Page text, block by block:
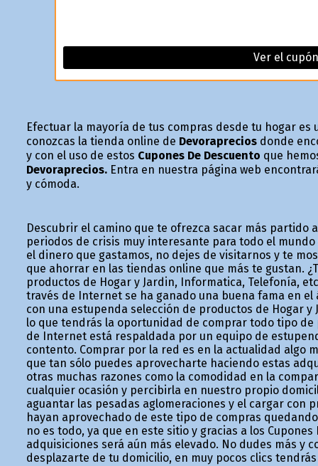
Ver el
Efectuar la mayoría de tus compras desde tu hogar
conozcas la tienda online de Devorapreciosdonde
y con el uso de estos Cupones De Descuento que
Devoraprecios.Entra en nuestra página web
y cómoda.
Descubrir el camino que te ofrezca sacar más
periodos de crisis muy interesante para todo el
el dinero que gastamos, no dejes de visitarnos y te
que ahorrar en las tiendas online que más te gustan.
productos de Hogar y Jardin, Informatica, Telefonía,
través de Internet se ha ganado una buena fama en
con una estupenda selección de productos de Hogar
lo que tendrás la oportunidad de comprar todo tipo
de Internet está respaldada por un equipo de
contento. Comprar por la red es en la actualidad algo
que tan sólo puedes aprovecharte haciendo estas
otras muchas razones como la comodidad en la
cualquier ocasión y percibirla en nuestro propio
aguantar las pesadas aglomeraciones y el cargar con
hayan aprovechado de este tipo de compras
no es todo, ya que en este sitio y gracias a los
adquisiciones será aún más elevado. No dudes más
desplazarte de tu domicilio, en muy pocos clics